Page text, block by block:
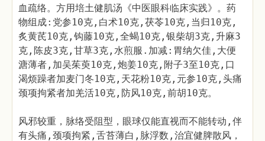
血疏络。方用培土健肌汤《中医眼科临床实践》。药
物组成:党参10克,白术10克,茯苓10克,当归10克,
炙黄芪10克,钩藤10克,全蝎10克,银柴胡3克,升麻3
克,陈皮3克,甘草3克,水煎服.加减:胃纳欠佳,大便
溏薄者,加吴茱萸10克,炮姜10克,附子3至10克,口
渴烦躁者加麦门冬10克,天花粉10克,元参10克,头痛
颈项拘紧者加羌活10克,防风10克,前胡10克。
风邪较重，脉络受阻型，眼球仅能直视而不能转动,伴
有头痛,颈项拘紧,舌苔薄白,脉浮数,治宜健脾散风，